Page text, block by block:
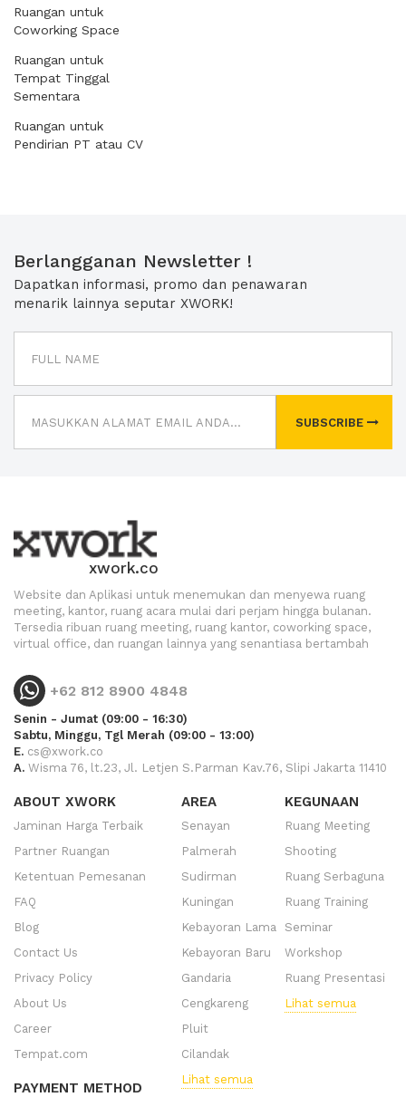
Ruangan untuk
Coworking Space
Ruangan untuk
Tempat Tinggal
Sementara
Ruangan untuk
Pendirian PT atau CV
Berlangganan Newsletter !
Dapatkan informasi, promo dan penawaran
menarik lainnya seputar XWORK!
SUBSCRIBE
xwork.co
Website dan Aplikasi untuk menemukan dan menyewa ruang
meeting, kantor, ruang acara mulai dari perjam hingga bulanan.
Tersedia ribuan ruang meeting, ruang kantor, coworking space,
virtual office, dan ruangan lainnya yang senantiasa bertambah
+62 812 8900 4848
Senin - Jumat (09:00 - 16:30)
Sabtu, Minggu, Tgl Merah (09:00 - 13:00)
E. cs@xwork.co
A. Wisma 76, lt.23, Jl. Letjen S.Parman Kav.76, Slipi Jakarta 11410
ABOUT XWORK
Jaminan Harga Terbaik
Partner Ruangan
Ketentuan Pemesanan
FAQ
Blog
Contact Us
Privacy Policy
About Us
Career
Tempat.com
PAYMENT METHOD
AREA
Senayan
Palmerah
Sudirman
Kuningan
Kebayoran Lama
Kebayoran Baru
Gandaria
Cengkareng
Pluit
Cilandak
Lihat semua
KEGUNAAN
Ruang Meeting
Shooting
Ruang Serbaguna
Ruang Training
Seminar
Workshop
Ruang Presentasi
Lihat semua